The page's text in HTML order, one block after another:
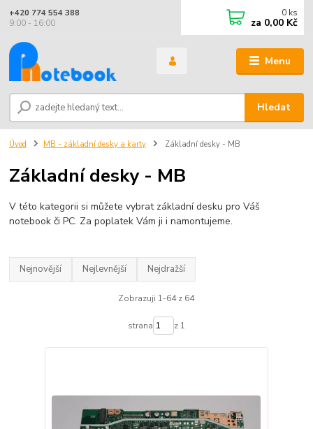
Menu
Hledat
+420 774 554 388
9:00 - 16:00
0 ks
za 0,00 Kč
Úvod MB - základní desky a karty Základní desky - MB
Základní desky - MB
V této kategorii si můžete vybrat základní desku pro Váš
notebook či PC. Za poplatek Vám ji i namontujeme.
Nejnovější Nejlevnější Nejdražší
Zobrazuji 1-64 z 64
strana z 1